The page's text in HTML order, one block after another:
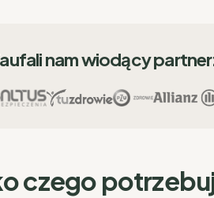
nam wiodący
czego